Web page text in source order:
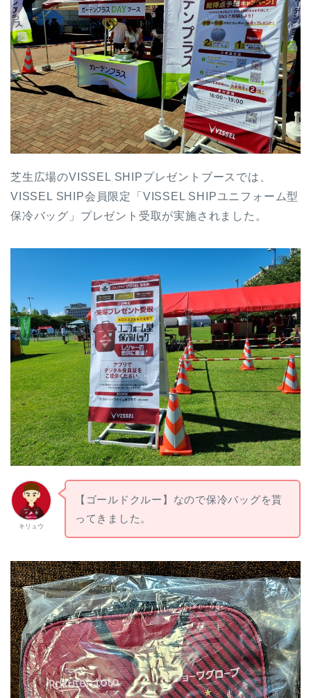
芝生広場のVISSEL SHIPプレゼントブースでは、
VISSEL SHIP会員限定「VISSEL SHIPユニフォーム型
保冷バッグ」プレゼント受取が実施されました。
キリュウ
【ゴールドクルー】なので保冷バッグを貰
ってきました。